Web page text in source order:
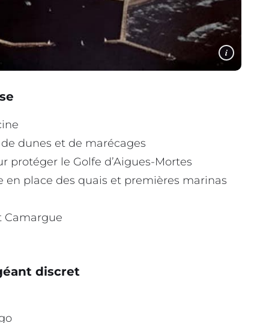
i
dunes et de marécages
protéger le Golfe d’Aigues-Mortes
place des quais et premières marinas
Camargue
discret